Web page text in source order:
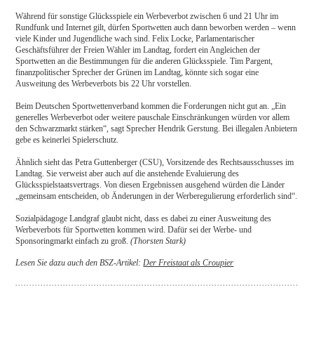
Während für sonstige Glücksspiele ein Werbeverbot zwischen 6 und 21 Uhr im
Rundfunk und Internet gilt, dürfen Sportwetten auch dann beworben werden – wenn
viele Kinder und Jugendliche wach sind. Felix Locke, Parlamentarischer
Geschäftsführer der Freien Wähler im Landtag, fordert ein Angleichen der
Sportwetten an die Bestimmungen für die anderen Glücksspiele. Tim Pargent,
finanzpolitischer Sprecher der Grünen im Landtag, könnte sich sogar eine
Ausweitung des Werbeverbots bis 22 Uhr vorstellen.
Beim Deutschen Sportwettenverband kommen die Forderungen nicht gut an. „Ein
generelles Werbeverbot oder weitere pauschale Einschränkungen würden vor allem
den Schwarzmarkt stärken“, sagt Sprecher Hendrik Gerstung. Bei illegalen Anbietern
gebe es keinerlei Spielerschutz.
Ähnlich sieht das Petra Guttenberger (CSU), Vorsitzende des Rechtsausschusses im
Landtag. Sie verweist aber auch auf die anstehende Evaluierung des
Glücksspielstaatsvertrags. Von diesen Ergebnissen ausgehend würden die Länder
„gemeinsam entscheiden, ob Änderungen in der Werberegulierung erforderlich sind“.
Sozialpädagoge Landgraf glaubt nicht, dass es dabei zu einer Ausweitung des
Werbeverbots für Sportwetten kommen wird. Dafür sei der Werbe- und
Sponsoringmarkt einfach zu groß. (Thorsten Stark)
Lesen Sie dazu auch den BSZ-Artikel: Der Freistaat als Croupier